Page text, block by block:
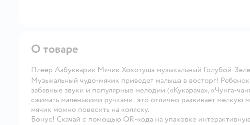
О товаре
Плеер Азбукварик Мячик Хохотуша музыкальный Голубой-
Музыкальный чудо-мячик приведет малыша в восторг!
забавные звуки и популярные мелодии («Кукарача», «Чунга-
сжимать маленькими ручками: это отлично развивает мелкую
мячик можно повесить на коляску.
Бонус! Скачай с помощью QR-кода на упаковке